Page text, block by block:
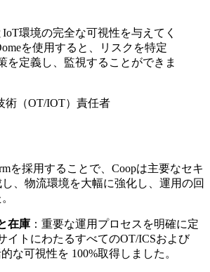
IoT環境の完全な可視性を与えてく
を使用すると、リスクを特定
を定義し、監視することができま
術（OT/IOT）責任者
を採用することで、Coopは主要なセキ
、物流環境を大幅に強化し、運用の回
在庫 ：重要な運用プロセスを明確に定
イトにわたるすべてのOT/ICSおよび
な可視性を 100%取得しました。